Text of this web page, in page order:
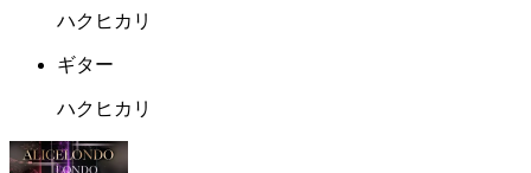
ハクヒカリ
ギター
ハクヒカリ